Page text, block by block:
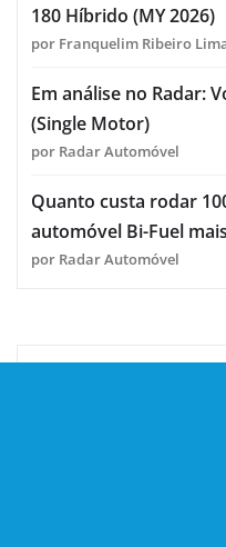
180 Híbrido (MY 2026)
por Franquelim Ribeiro
Em análise no Radar:
(Single Motor)
por Radar Automóvel
Quanto custa rodar
automóvel Bi-Fuel
por Radar Automóvel